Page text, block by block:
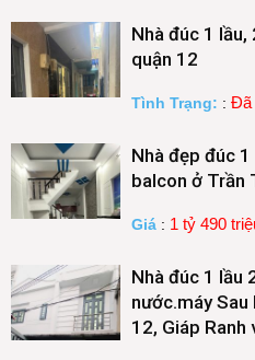
Nhà đúc 1
quận 12
Tình Trạng: : Đã
Nhà đẹp đúc
balcon ở Trần
Giá : 1 tỷ 490
Nhà đúc 1 lầu
nước.máy Sau
12, Giáp Ranh